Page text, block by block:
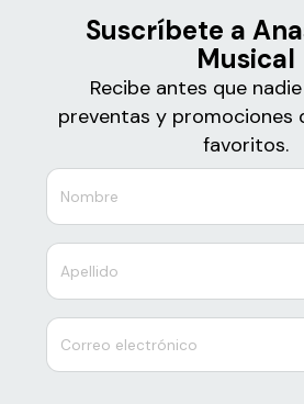
Suscríbete a
Musical
Recibe antes que
preventas y promociones
favoritos.